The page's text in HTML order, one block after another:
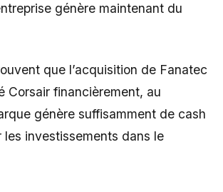
génère maintenant du
que l’acquisition de Fanatec
Corsair financièrement, au
génère suffisamment de cash
les investissements dans le